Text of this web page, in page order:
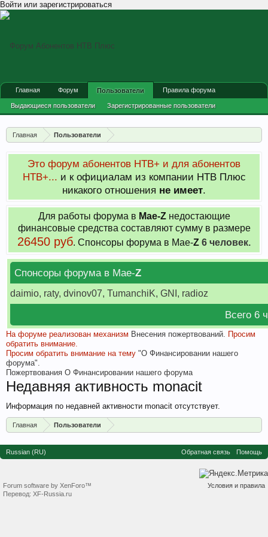
Войти или зарегистрироваться
Главная Пользователи
Это форум абонентов НТВ+ и для абонентов
НТВ+... и к официалам из компании НТВ Плюс
никакого отношения не имеет.
Для работы форума в Мае-Zнедостающие
финансовые средства составляют сумму в размере
26450 руб. Cпонсоры форума в Мае-Z 6 человек.
Спонсоры форума в Мае-Z
daimio, raty, dvinov07, TumanchiK, GNI, radioz
Всего 6
На форуме реализован механизм Внесения пожертвований. Просим
обратить внимание.
Просим обратить внимание на тему "О Финансировании нашего
форума".
Пожертвования О Финансировании нашего форума
Недавняя активность monacit
Информация по недавней активности monacit отсутствует.
Главная Пользователи
Главная Форум Пользователи
Выдающиеся пользователи Зарегистрированные пользователи
Новые сообщения профиля
Правила форума
Russian (RU) Обратная связь Помощь
Условия и правила
Forum software by XenForo™
Перевод: XF-Russia.ru